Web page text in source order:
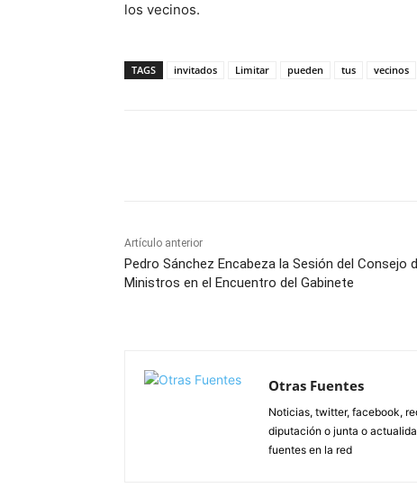
los vecinos.
TAGS invitados Limitar pueden tus vecinos
Artículo anterior
Pedro Sánchez Encabeza la Sesión del Consejo
Ministros en el Encuentro del Gabinete
Otras Fuentes
Noticias, twitter, facebook,
diputación o junta o
fuentes en la red